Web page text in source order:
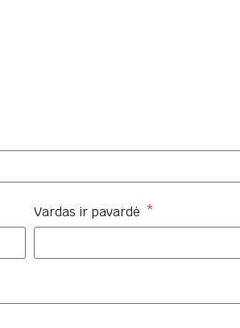
Vardas ir pavardė